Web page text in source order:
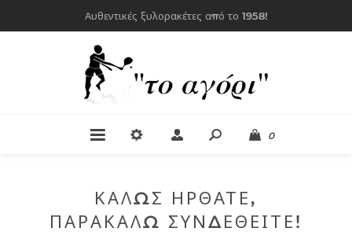
Αυθεντικές ξυλορακέτες από το 1958!
0
ΚΑΛΏΣ ΉΡΘΑΤΕ,
ΠΑΡΑΚΑΛΏ ΣΥΝΔΕΘΕΊΤΕ!